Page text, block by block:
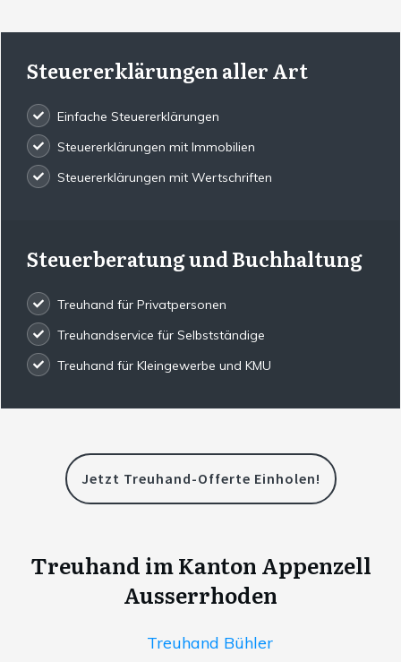
Steuererklärungen aller Art
Einfache Steuererklärungen
Steuererklärungen mit Immobilien
Steuererklärungen mit Wertschriften
Steuerberatung und Buchhaltung
Treuhand für Privatpersonen
Treuhandservice für Selbstständige
Treuhand für Kleingewerbe und KMU
Jetzt Treuhand-Offerte Einholen!
Treuhand im Kanton Appenzell
Ausserrhoden
Treuhand Bühler